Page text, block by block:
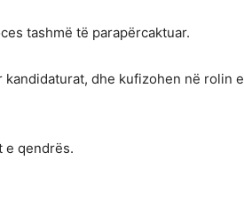
tashmë të parapërcaktuar.
dhe kufizohen në rolin e
e qendrës.